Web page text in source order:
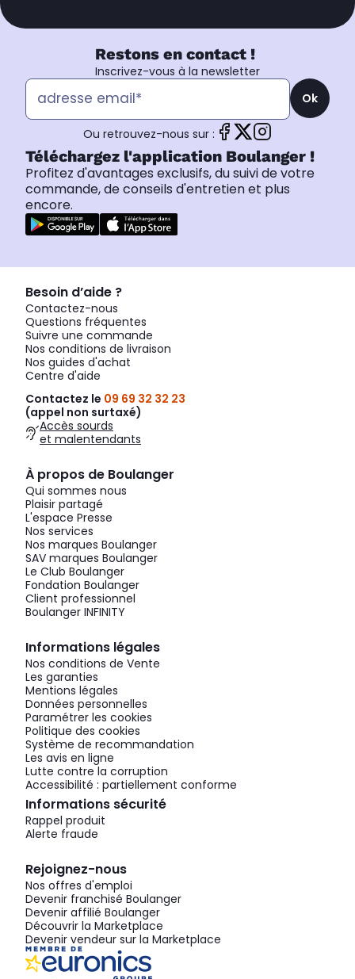
Restons en contact !
Inscrivez-vous à la newsletter
Ok
Ou retrouvez-nous sur :
Téléchargez l'application Boulanger !
Profitez d'avantages exclusifs, du suivi de votre
commande, de conseils d'entretien et plus
encore.
Besoin d’aide ?
Contactez-nous
Questions fréquentes
Suivre une commande
Nos conditions de livraison
Nos guides d'achat
Centre d'aide
Contactez le 09 69 32 32 23
(appel non surtaxé)
Accès sourds
et malentendants
À propos de Boulanger
Qui sommes nous
Plaisir partagé
L'espace Presse
Nos services
Nos marques Boulanger
SAV marques Boulanger
Le Club Boulanger
Fondation Boulanger
Client professionnel
Boulanger INFINITY
Informations légales
Nos conditions de Vente
Les garanties
Mentions légales
Données personnelles
Paramétrer les cookies
Politique des cookies
Système de recommandation
Les avis en ligne
Lutte contre la corruption
Accessibilité : partiellement conforme
Informations sécurité
Rappel produit
Alerte fraude
Rejoignez-nous
Nos offres d'emploi
Devenir franchisé Boulanger
Devenir affilié Boulanger
Découvrir la Marketplace
Devenir vendeur sur la Marketplace